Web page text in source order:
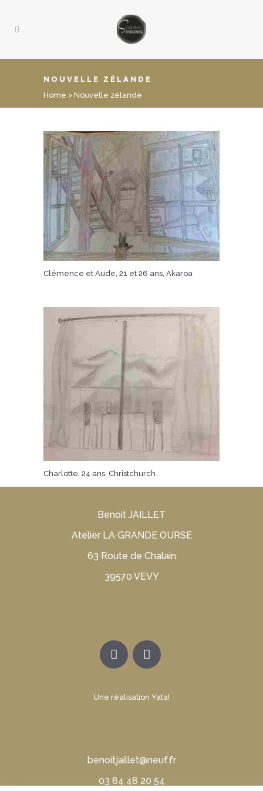
NOUVELLE ZÉLANDE
Home > Nouvelle zélande
Clémence et Aude, 21 et 26 ans, Akaroa
Charlotte, 24 ans, Christchurch
Benoit JAILLET
Atelier LA GRANDE OURSE
63 Route de Chalain
39570 VEVY
Une réalisation Yata!
benoitjaillet@neuf.fr
03 84 48 20 54